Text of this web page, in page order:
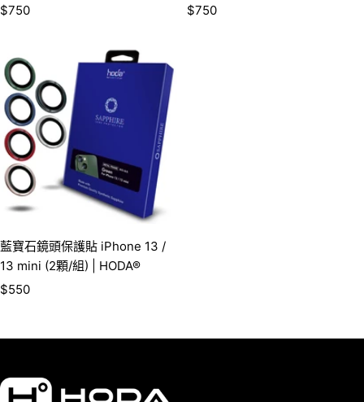
銷
格
$750
銷
$750
藍寶石鏡頭保護貼 iPhone 13 /
13 mini (2顆/組) | HODA®
銷
$550